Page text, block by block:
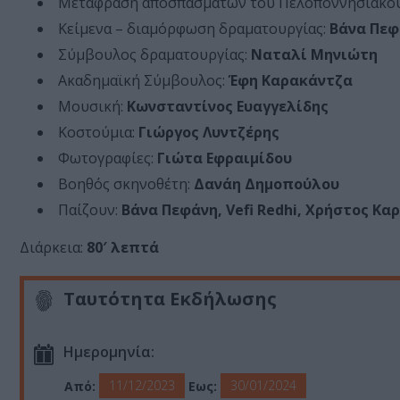
Κείμενα – διαμόρφωση δραματουργίας: Βάνα
Σύμβουλος δραματουργίας: Ναταλί Μηνιώτη
Ακαδημαϊκή Σύμβουλος: Έφη Καρακάντζα
Μουσική: Κωνσταντίνος Ευαγγελίδης
Κοστούμια: Γιώργος Λυντζέρης
Φωτογραφίες: Γιώτα Εφραιμίδου
Βοηθός σκηνοθέτη: Δανάη Δημοπούλου
Παίζουν: Βάνα Πεφάνη, Vefi Redhi, Χρήστος
Διάρκεια: 80′ λεπτά
Ταυτότητα Εκδήλωσης
Ημερομηνία:
Από: 11/12/2023 Εως:
30/01/2024